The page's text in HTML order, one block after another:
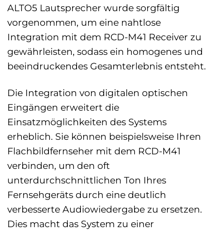
ALTO5 Lautsprecher wurde sorgfältig
vorgenommen, um eine nahtlose
Integration mit dem RCD-M41 Receiver zu
gewährleisten, sodass ein homogenes und
beeindruckendes Gesamterlebnis entsteht.
Die Integration von digitalen optischen
Eingängen erweitert die
Einsatzmöglichkeiten des Systems
erheblich. Sie können beispielsweise Ihren
Flachbildfernseher mit dem RCD-M41
verbinden, um den oft
unterdurchschnittlichen Ton Ihres
Fernsehgeräts durch eine deutlich
verbesserte Audiowiedergabe zu ersetzen.
Dies macht das System zu einer